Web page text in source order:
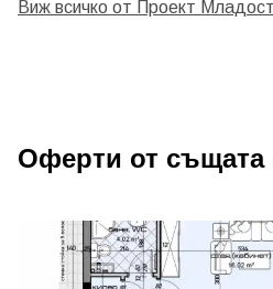
Виж всичко от Проект Младост
Оферти от същата